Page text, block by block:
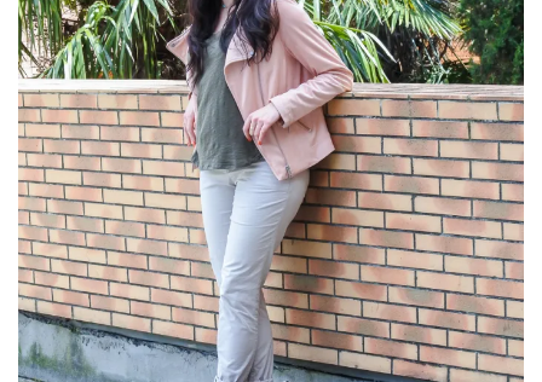
(25)
Découvertes
mode
(5)
Derniers
achats
(45)
Lookbook
(175)
Luxe